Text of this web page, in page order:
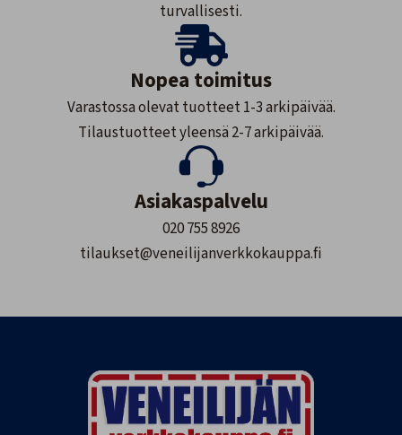
turvallisesti.
Nopea toimitus
Varastossa olevat tuotteet 1-3 arkipäivää.
Tilaustuotteet yleensä 2-7 arkipäivää.
Asiakaspalvelu
020 755 8926
tilaukset@veneilijanverkkokauppa.fi